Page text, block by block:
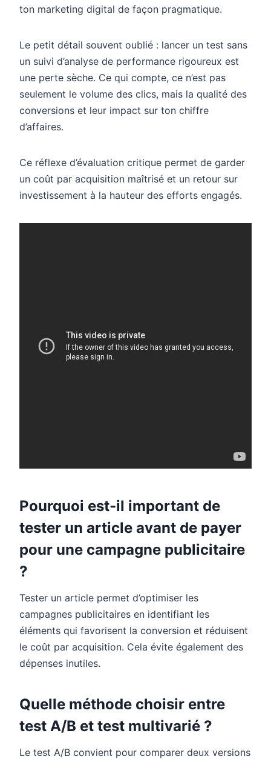
ton marketing digital de façon pragmatique.
Le petit détail souvent oublié : lancer un test sans
un suivi d’analyse de performance rigoureux est
une perte sèche. Ce qui compte, ce n’est pas
seulement le volume des clics, mais la qualité des
conversions et leur impact sur ton chiffre
d’affaires.
Ce réflexe d’évaluation critique permet de garder
un coût par acquisition maîtrisé et un retour sur
investissement à la hauteur des efforts engagés.
Pourquoi est-il important de
tester un article avant de payer
pour une campagne publicitaire
?
Tester un article permet d’optimiser les
campagnes publicitaires en identifiant les
éléments qui favorisent la conversion et réduisent
le coût par acquisition. Cela évite également des
dépenses inutiles.
Quelle méthode choisir entre
test A/B et test multivarié ?
Le test A/B convient pour comparer deux versions